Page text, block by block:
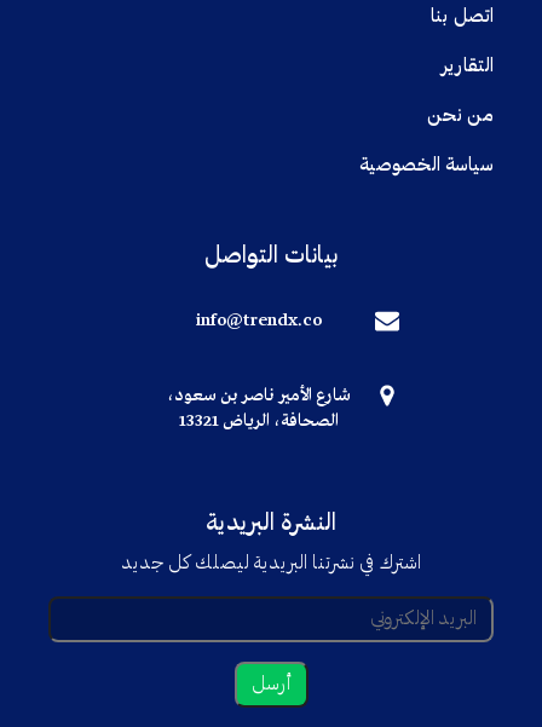
اتصل بنا
التقارير
من نحن
سياسة الخصوصية
بيانات التواصل
info@trendx.co
شارع الأمير ناصر بن سعود،
الصحافة، الرياض 13321
النشرة البريدية
اشترك في نشرتنا البريدية ليصلك كل جديد